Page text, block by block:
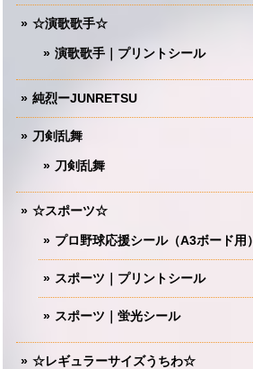
☆演歌歌手☆
演歌歌手｜プリントシール
純烈ーJUNRETSU
刀剣乱舞
刀剣乱舞
☆スポーツ☆
プロ野球応援シール（A3ボード用）
スポーツ｜プリントシール
スポーツ｜蛍光シール
☆レギュラーサイズうちわ☆